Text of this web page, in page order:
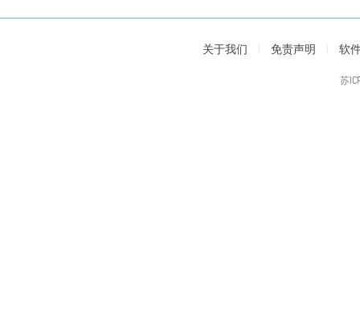
关于我们 | 免责声明 | 软
苏